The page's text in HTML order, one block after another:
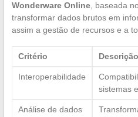
Wonderware Online, baseada no
transformar dados brutos em
assim a gestão de recursos e a
Critério Descrição
Interoperabilidade
sistemas
Análise de dados